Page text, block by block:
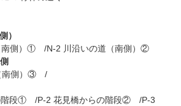
）
南側）① /N-2 川沿いの道（南側）②
南側）③ /
階段① /P-2 花見橋からの階段② /P-3